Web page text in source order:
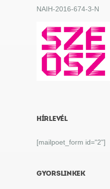
NAIH-2016-674-3-N
HÍRLEVÉL
[mailpoet_form id="2"]
GYORSLINKEK